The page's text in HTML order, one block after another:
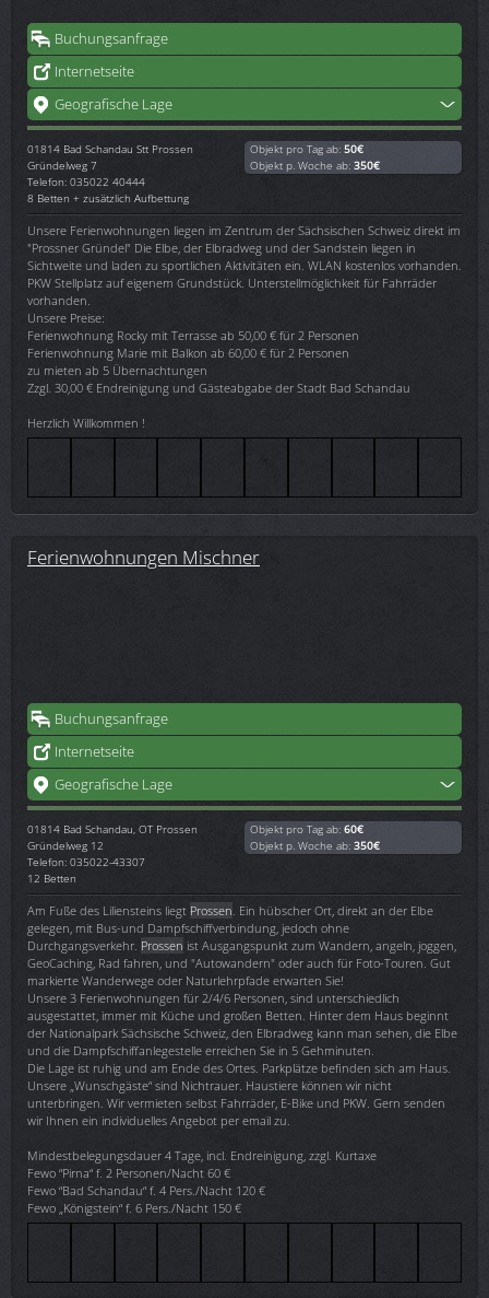
Buchungsanfrage
Internetseite
Geografische Lage
01814 Bad Schandau Stt Prossen
Gründelweg 7
Telefon: 035022 40444
8 Betten + zusätzlich Aufbettung
Objekt pro Tag ab: 50€
Objekt p. Woche ab: 350€
Unsere Ferienwohnungen liegen im Zentrum der Sächsischen Schweiz direkt im
"Prossner Gründel" Die Elbe, der Elbradweg und der Sandstein liegen in
Sichtweite und laden zu sportlichen Aktivitäten ein. WLAN kostenlos vorhanden.
PKW Stellplatz auf eigenem Grundstück. Unterstellmöglichkeit für Fahrräder
vorhanden.
Unsere Preise:
Ferienwohnung Rocky mit Terrasse ab 50,00 € für 2 Personen
Ferienwohnung Marie mit Balkon ab 60,00 € für 2 Personen
zu mieten ab 5 Übernachtungen
Zzgl. 30,00 € Endreinigung und Gästeabgabe der Stadt Bad Schandau
Herzlich Willkommen !
Ferienwohnungen Mischner
Buchungsanfrage
Internetseite
Geografische Lage
01814 Bad Schandau, OT Prossen
Gründelweg 12
Telefon: 035022-43307
12 Betten
Objekt pro Tag ab: 60€
Objekt p. Woche ab: 350€
Am Fuße des Liliensteins liegt Prossen . Ein hübscher Ort, direkt an der Elbe
gelegen, mit Bus-und Dampfschiffverbindung, jedoch ohne
Durchgangsverkehr. Prossen ist Ausgangspunkt zum Wandern, angeln, joggen,
GeoCaching, Rad fahren, und "Autowandern" oder auch für Foto-Touren. Gut
markierte Wanderwege oder Naturlehrpfade erwarten Sie!
Unsere 3 Ferienwohnungen für 2/4/6 Personen, sind unterschiedlich
ausgestattet, immer mit Küche und großen Betten. Hinter dem Haus beginnt
der Nationalpark Sächsische Schweiz, den Elbradweg kann man sehen, die Elbe
und die Dampfschiffanlegestelle erreichen Sie in 5 Gehminuten.
Die Lage ist ruhig und am Ende des Ortes. Parkplätze befinden sich am Haus.
Unsere „Wunschgäste“ sind Nichtrauer. Haustiere können wir nicht
unterbringen. Wir vermieten selbst Fahrräder, E-Bike und PKW. Gern senden
wir Ihnen ein individuelles Angebot per email zu.
Mindestbelegungsdauer 4 Tage, incl. Endreinigung, zzgl. Kurtaxe
Fewo “Pirna“ f. 2 Personen/Nacht 60 €
Fewo “Bad Schandau“ f. 4 Pers./Nacht 120 €
Fewo „Königstein“ f. 6 Pers./Nacht 150 €